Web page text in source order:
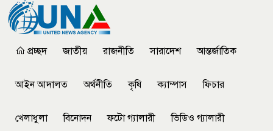
প্রচ্ছদ জাতীয় রাজনীতি সারাদেশ আন্তর্জাতিক
আইন আদালত অর্থনীতি কৃষি ক্যাম্পাস ফিচার
খেলাধুলা বিনোদন ফটো গ্যালারী ভিডিও গ্যালারী